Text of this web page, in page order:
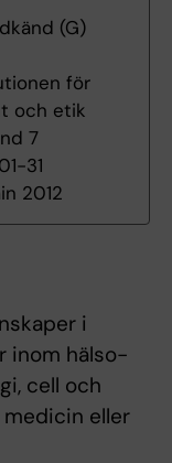
(G)
för
och etik
7
31
2012
i
inom hälso-
cell och
medicin eller